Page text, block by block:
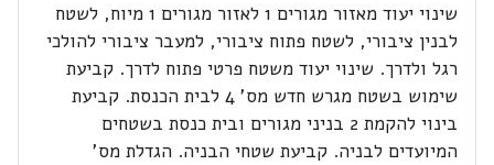
שינוי יעוד מאזור מגורים 1 לאזור מגורים 1 מיוח, לשטח
לבנין ציבורי, לשטח פתוח ציבורי, למעבר ציבורי להולכי
רגל ולדרך. שינוי יעוד משטח פרטי פתוח לדרך. קביעת
שימוש בשטח מגרש חדש מס' 4 לבית הכנסת. קביעת
בינוי להקמת 2 בניני מגורים ובית כנסת בשטחים
המיועדים לבניה. קביעת שטחי הבניה. הגדלת מס'